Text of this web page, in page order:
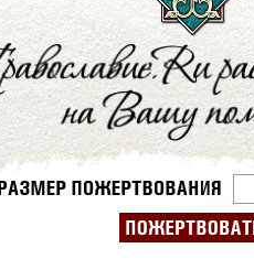
Как найти своё место в
Кирилл